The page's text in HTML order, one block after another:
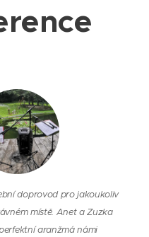
doprovod pro jakoukoliv
místě. Anet a Zuzka
aranžmá námi